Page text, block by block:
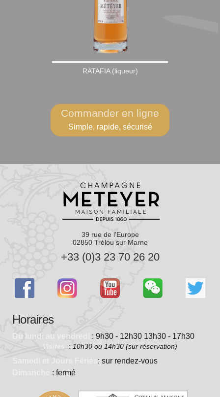
RATAFIA (liqueur)
Commander en ligne
Simple, rapide, sécurisé
39 rue de l'Europe
02850 Trélou sur Marne
+33 (0)3 23 70 26 20
Horaires
Du lundi au vendredi : 9h30 - 12h30 13h30 - 17h30
Visites : 10h30 ou 14h30 (sur réservation)
Samedi et Jours Fériés : sur rendez-vous
: fermé